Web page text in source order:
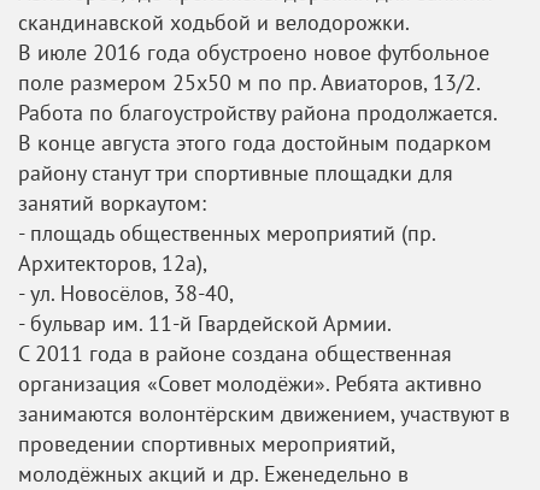
скандинавской ходьбой и велодорожки.
В июле 2016 года обустроено новое футбольное
поле размером 25х50 м по пр. Авиаторов, 13/2.
Работа по благоустройству района продолжается.
В конце августа этого года достойным подарком
району станут три спортивные площадки для
занятий воркаутом:
- площадь общественных мероприятий (пр.
Архитекторов, 12а),
- ул. Новосёлов, 38-40,
- бульвар им. 11-й Гвардейской Армии.
С 2011 года в районе создана общественная
организация «Совет молодёжи». Ребята активно
занимаются волонтёрским движением, участвуют в
проведении спортивных мероприятий,
молодёжных акций и др. Еженедельно в